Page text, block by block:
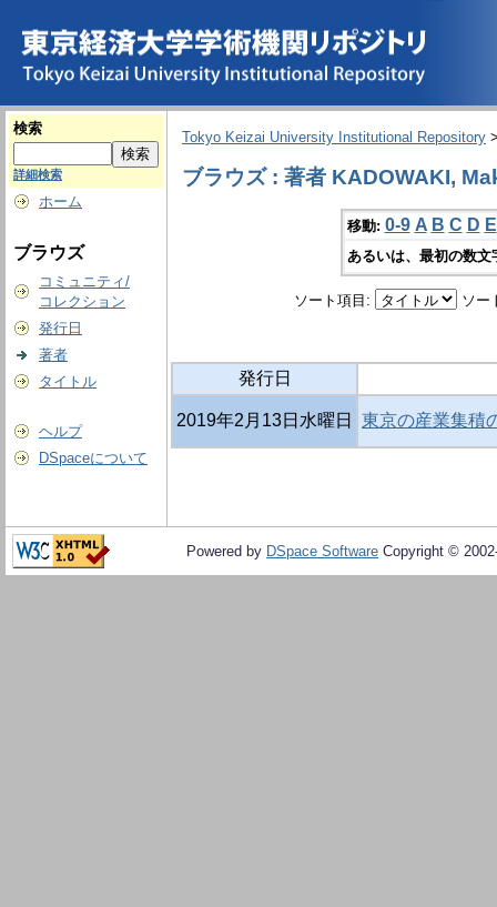
検索
詳細検索
ホーム
ブラウズ
コミュニティ/
コレクション
発行日
著者
タイトル
ヘルプ
DSpaceについて
Tokyo Keizai University Institutional Repository
ブラウズ : 著者 KADOWAKI,
移動: 0-9 A B C D E
あるいは、最初の数
ソート項目: ソー
発行日
2019年2月13日水曜日 東京の産業集積
Powered by DSpace Software Copyright ©